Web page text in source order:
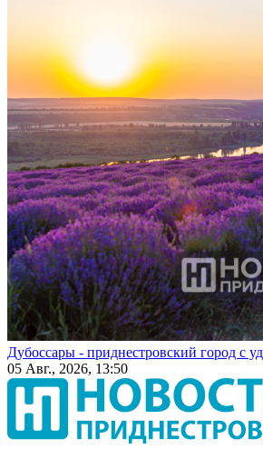
Дубоссары - приднестровский город с
05 Авг., 2026, 13:50